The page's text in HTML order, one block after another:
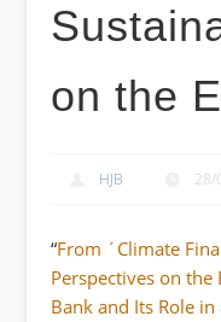
on the
HJB 28/
“From ´Climate
Perspectives on the
Bank and Its Role